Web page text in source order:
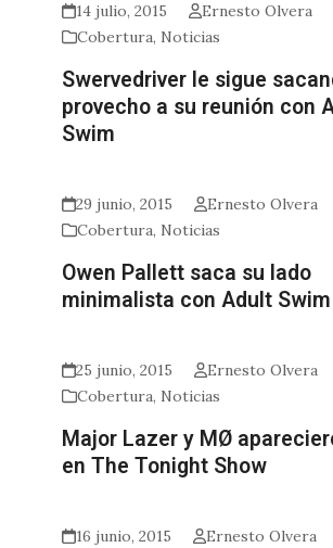
14 julio, 2015
Ernesto Olvera
Cobertura, Noticias
Swervedriver le sigue
provecho a su reunión con
Swim
29 junio, 2015
Ernesto Olvera
Cobertura, Noticias
Owen Pallett saca su lado
minimalista con Adult Swim
25 junio, 2015
Ernesto Olvera
Cobertura, Noticias
Major Lazer y MØ
en The Tonight Show
16 junio, 2015 Ernesto Olvera